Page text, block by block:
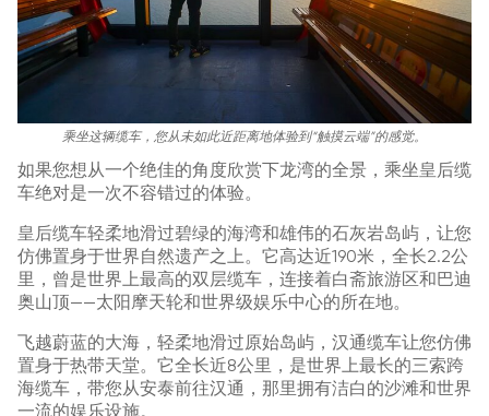
乘坐这辆缆车，您从未如此近距离地体验到“触摸云端”的感觉。
如果您想从一个绝佳的角度欣赏下龙湾的全景，乘坐皇后缆
车绝对是一次不容错过的体验。
皇后缆车轻柔地滑过碧绿的海湾和雄伟的石灰岩岛屿，让您
仿佛置身于世界自然遗产之上。它高达近190米，全长2.2公
里，曾是世界上最高的双层缆车，连接着白斋旅游区和巴迪
奥山顶——太阳摩天轮和世界级娱乐中心的所在地。
飞越蔚蓝的大海，轻柔地滑过原始岛屿，汉通缆车让您仿佛
置身于热带天堂。它全长近8公里，是世界上最长的三索跨
海缆车，带您从安泰前往汉通，那里拥有洁白的沙滩和世界
一流的娱乐设施。